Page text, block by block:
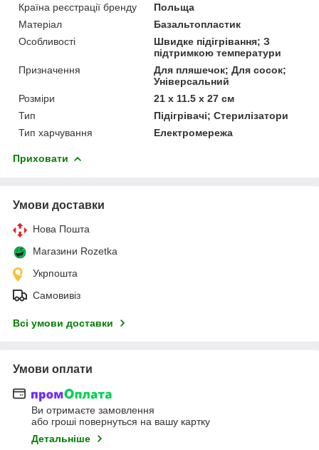
Країна реєстрації бренду
Польща
Матеріал
Базальтопластик
Особливості
Швидке підігрівання; З
підтримкою температури
Призначення
Для пляшечок; Для сосок;
Універсальний
Розміри
21 x 11.5 x 27 см
Тип
Підігрівачі; Стерилізатори
Тип харчування
Електромережа
Приховати
Умови доставки
Нова Пошта
Магазини Rozetka
Укрпошта
Самовивіз
Всі умови доставки
Умови оплати
Ви отримаєте замовлення
або гроші повернуться на вашу картку
Детальніше